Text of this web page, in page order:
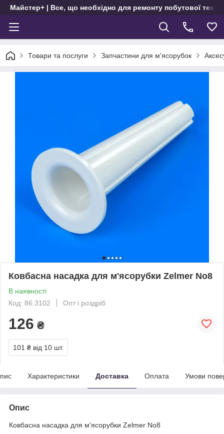
Майстер+ | Все, що необхідно для ремонту побутової
Товари та послуги Запчастини для м'ясорубок
Ковбасна насадка для м'ясорубки Zelmer No8
В наявності
Код: 86.3102
Опт і роздріб
126 ₴
101 ₴ від 10 шт.
Характеристики Доставка Оплата Умови
Опис
Ковбасна насадка для м'ясорубки Zelmer No8